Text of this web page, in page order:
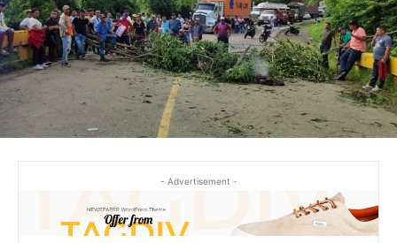
- Advertisement -